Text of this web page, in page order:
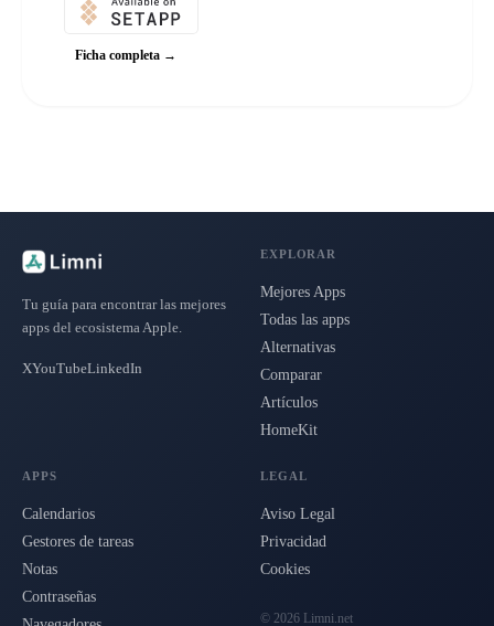
Ficha completa →
Tu guía para encontrar las mejores
apps del ecosistema Apple.
XYouTubeLinkedIn
EXPLORAR
Mejores Apps
Todas las apps
Alternativas
Comparar
Artículos
HomeKit
APPS
Calendarios
Gestores de tareas
Notas
Contraseñas
LEGAL
Aviso Legal
Privacidad
Cookies
© 2026 Limni.net